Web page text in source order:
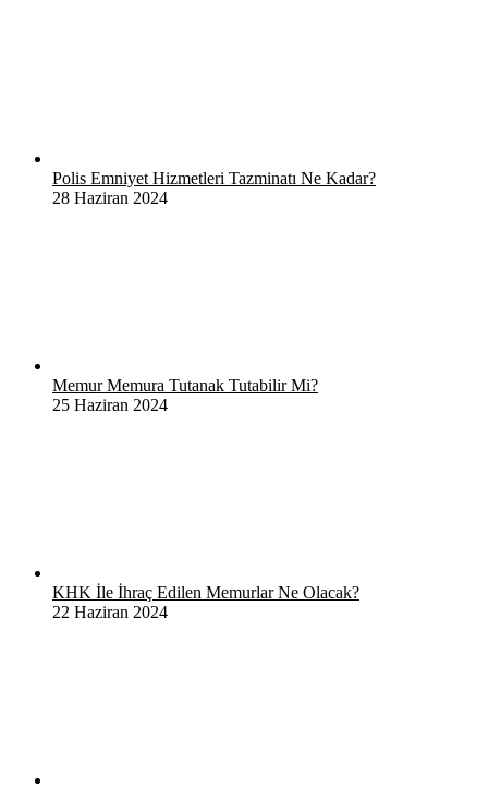
Polis Emniyet Hizmetleri Tazminatı Ne Kadar?
28 Haziran 2024
Memur Memura Tutanak Tutabilir Mi?
25 Haziran 2024
KHK İle İhraç Edilen Memurlar Ne Olacak?
22 Haziran 2024